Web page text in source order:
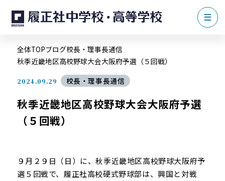
全体TOPブログ校長・理事長通信
秋季近畿地区高校野球大会大阪府予選（５回戦）
2024.09.29 校長・理事長通信
秋季近畿地区高校野球大会大阪府予選
（５回戦）
９月２９日（日）に、秋季近畿地区高校野球大阪府予
選５回戦で、履正社高校硬式野球部は、興国と対戦